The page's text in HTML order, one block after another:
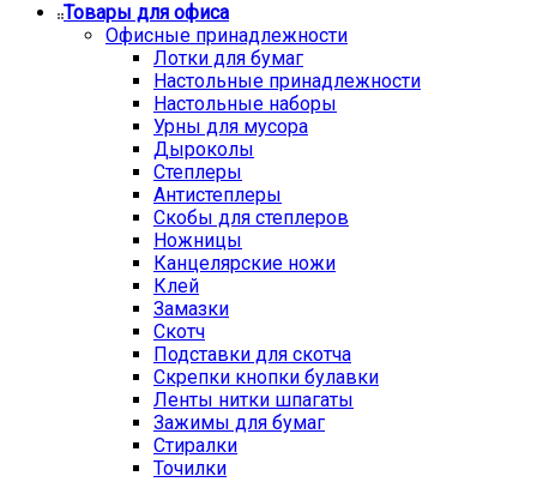
Товары для офиса
Офисные принадлежности
Лотки для бумаг
Настольные принадлежности
Настольные наборы
Урны для мусора
Дыроколы
Степлеры
Антистеплеры
Скобы для степлеров
Ножницы
Канцелярские ножи
Клей
Замазки
Скотч
Подставки для скотча
Скрепки кнопки булавки
Ленты нитки шпагаты
Зажимы для бумаг
Стиралки
Точилки